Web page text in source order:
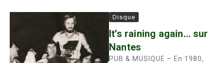
Disque
It’s raining again… sur
Nantes
PUB & MUSIQUE – En 1980,